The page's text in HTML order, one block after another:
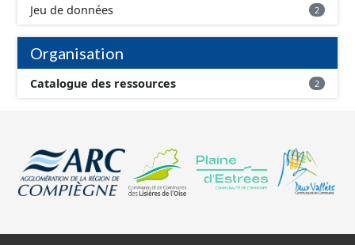
Jeu de données 2
Organisation
Catalogue des ressources 2